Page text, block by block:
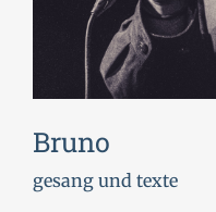
Bruno
gesang und texte